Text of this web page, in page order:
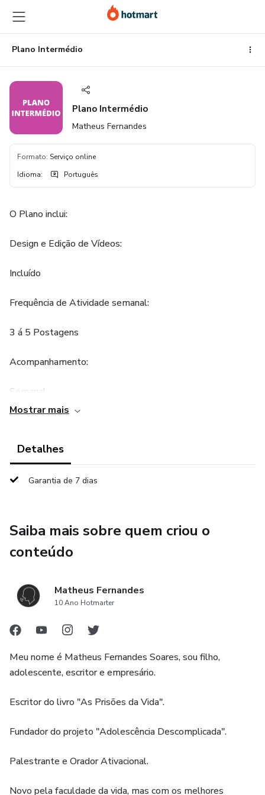
para
o
conteúdo
principal
para
o
pagamento
para
o
rodapé
Plano Intermédio
Plano Intermédio
Matheus Fernandes
Formato: Serviço online
Idioma: Português
O Plano inclui:
Design e Edição de Vídeos:
Incluído
Frequência de Atividade semanal:
3 á 5 Postagens
Acompanhamento:
Semanal
Não Incluso
Mostrar mais
Detalhes
Garantia de 7 dias
Saiba mais sobre quem criou o
conteúdo
Matheus Fernandes
10 Ano Hotmarter
Meu nome é Matheus Fernandes Soares, sou filho,
adolescente, escritor e empresário.
Escritor do livro "As Prisões da Vida".
Fundador do projeto "Adolescência Descomplicada".
Palestrante e Orador Ativacional.
Novo pela faculdade da vida, mas com os melhores